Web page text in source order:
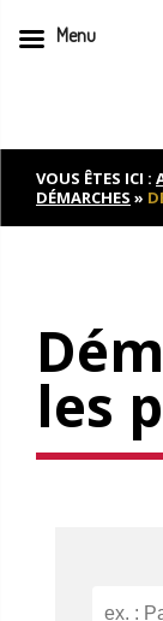
to
contentVOUS ÊTES ICI :
DÉMARCHES »
les
Menu